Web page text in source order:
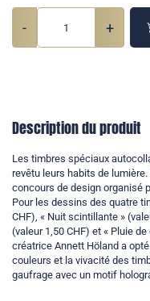
- +
Description du produit
Les timbres spéciaux
revêtu leurs habits de
concours de design organisé
Pour les dessins des quatre
CHF), « Nuit scintillante »
(valeur 1,50 CHF) et « Pluie
créatrice Annett Höland a
couleurs et la vivacité des
gaufrage avec un motif